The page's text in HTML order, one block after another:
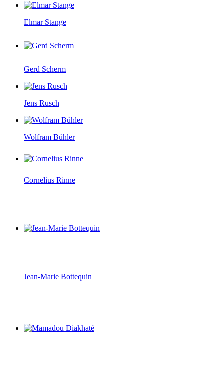
Elmar Stange
Gerd Scherm
Jens Rusch
Wolfram Bühler
Cornelius Rinne
Jean-Marie Bottequin